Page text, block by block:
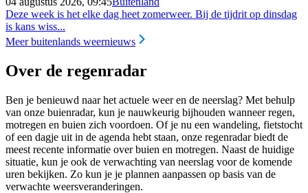
Deze week is het elke dag heet zomerweer. Bij de tijdrit op dinsdag
is kans wiss...
Meer buitenlands weernieuws
Over de regenradar
Ben je benieuwd naar het actuele weer en de neerslag? Met behulp
van onze buienradar, kun je nauwkeurig bijhouden wanneer regen,
motregen en buien zich voordoen. Of je nu een wandeling, fietstocht
of een dagje uit in de agenda hebt staan, onze regenradar biedt de
meest recente informatie over buien en motregen. Naast de huidige
situatie, kun je ook de verwachting van neerslag voor de komende
uren bekijken. Zo kun je je plannen aanpassen op basis van de
verwachte weersveranderingen.